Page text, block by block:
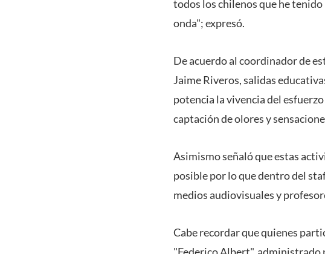
todos los chilenos que he
onda"; expresó.
De acuerdo al coordinador de
Jaime Riveros, salidas
potencia la vivencia del
captación de olores y
Asimismo señaló que estas
posible por lo que dentro del
medios audiovisuales y
Cabe recordar que quienes